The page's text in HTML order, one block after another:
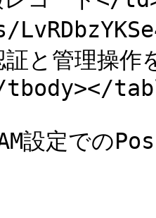
と管理操作
設定での